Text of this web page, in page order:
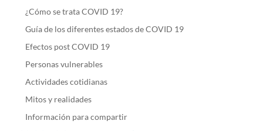
¿Cómo se trata COVID 19?
Guía de los diferentes estados de COVID 19
Efectos post COVID 19
Personas vulnerables
Actividades cotidianas
Mitos y realidades
Información para compartir